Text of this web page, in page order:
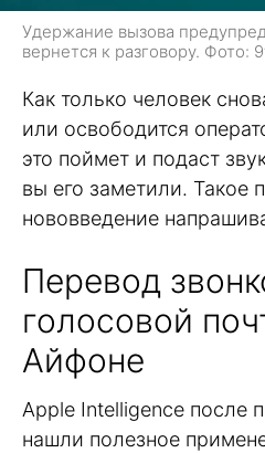
Удержание вызова
вернется к разговору. Фото:
Как только человек
или освободится
это поймет и подаст
вы его заметили. Такое
нововведение
Перевод
голосовой
Айфоне
Apple Intelligence после
нашли полезное